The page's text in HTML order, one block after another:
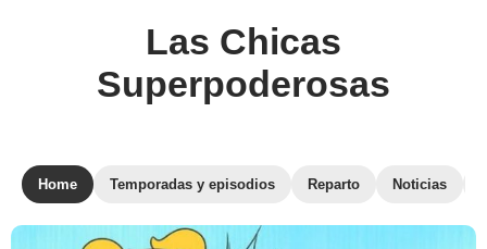
Las Chicas
Superpoderosas
Home Temporadas y episodios Reparto Noticias